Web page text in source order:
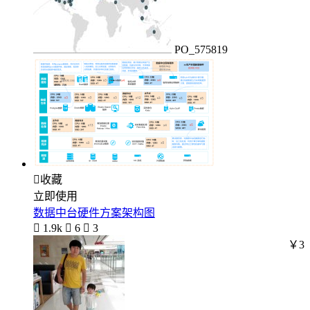
PO_575819
收藏
立即使用
数据中台硬件方案架构图
 1.9k  6  3
￥3